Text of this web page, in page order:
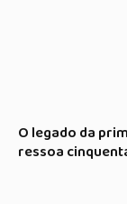
O legado da
ressoa